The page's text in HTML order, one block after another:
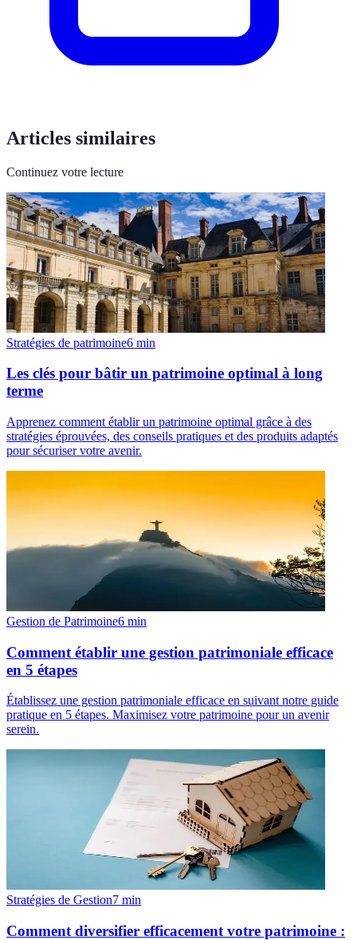
Articles similaires
Continuez votre lecture
Stratégies de patrimoine6 min
Les clés pour bâtir un patrimoine optimal à long
terme
Apprenez comment établir un patrimoine optimal grâce à des
stratégies éprouvées, des conseils pratiques et des produits adaptés
pour sécuriser votre avenir.
Gestion de Patrimoine6 min
Comment établir une gestion patrimoniale efficace
en 5 étapes
Établissez une gestion patrimoniale efficace en suivant notre guide
pratique en 5 étapes. Maximisez votre patrimoine pour un avenir
serein.
Stratégies de Gestion7 min
Comment diversifier efficacement votre patrimoine :